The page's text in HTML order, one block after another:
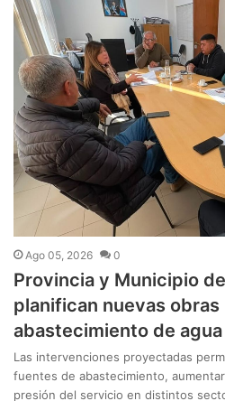
Ago 05, 2026 0
Provincia y Municipio
planifican nuevas
abastecimiento de agua
Las intervenciones proyectadas
fuentes de abastecimiento,
presión del servicio en distintos